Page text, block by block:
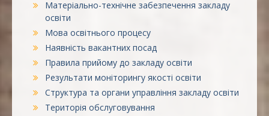
Матеріально-технічне забезпечення закладу
освіти
Мова освітнього процесу
Наявність вакантних посад
Правила прийому до закладу освіти
Результати моніторингу якості освіти
Структура та органи управління закладу освіти
Територія обслуговування